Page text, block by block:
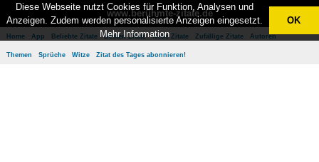
www.berühmte-zitate.de
Home App Beliebte Zitate Besten Zitate Neue Zitate Zufällige Zitate Autoren
Themen Sprüche Witze Zitat des Tages abonnieren!
Diese Webseite nutzt Cookies für Funktion, Analysen und
Anzeigen. Zudem werden personalisierte Anzeigen eingesetzt.
Mehr Information
OK